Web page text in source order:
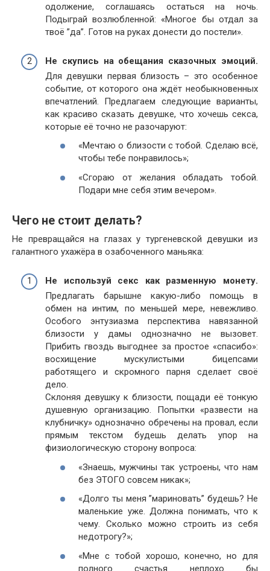
одолжение, соглашаясь остаться на ночь.
Подыграй возлюбленной: «Многое бы отдал за
твоё ”да”. Готов на руках донести до постели».
Не скупись на обещания сказочных эмоций.
Для девушки первая близость – это особенное
событие, от которого она ждёт необыкновенных
впечатлений. Предлагаем следующие варианты,
как красиво сказать девушке, что хочешь секса,
которые её точно не разочаруют:
«Мечтаю о близости с тобой. Сделаю всё,
чтобы тебе понравилось»;
«Сгораю от желания обладать тобой.
Подари мне себя этим вечером».
Чего не стоит делать?
Не превращайся на глазах у тургеневской девушки из
галантного ухажёра в озабоченного маньяка:
Не используй секс как разменную монету.
Предлагать барышне какую-либо помощь в
обмен на интим, по меньшей мере, невежливо.
Особого энтузиазма перспектива навязанной
близости у дамы однозначно не вызовет.
Прибить гвоздь выгоднее за простое «спасибо»:
восхищение мускулистыми бицепсами
работящего и скромного парня сделает своё
дело.
Склоняя девушку к близости, пощади её тонкую
душевную организацию. Попытки «развести на
клубничку» однозначно обречены на провал, если
прямым текстом будешь делать упор на
физиологическую сторону вопроса:
«Знаешь, мужчины так устроены, что нам
без ЭТОГО совсем никак»;
«Долго ты меня ”мариновать” будешь? Не
маленькие уже. Должна понимать, что к
чему. Сколько можно строить из себя
недотрогу?»;
«Мне с тобой хорошо, конечно, но для
полного счастья неплохо бы